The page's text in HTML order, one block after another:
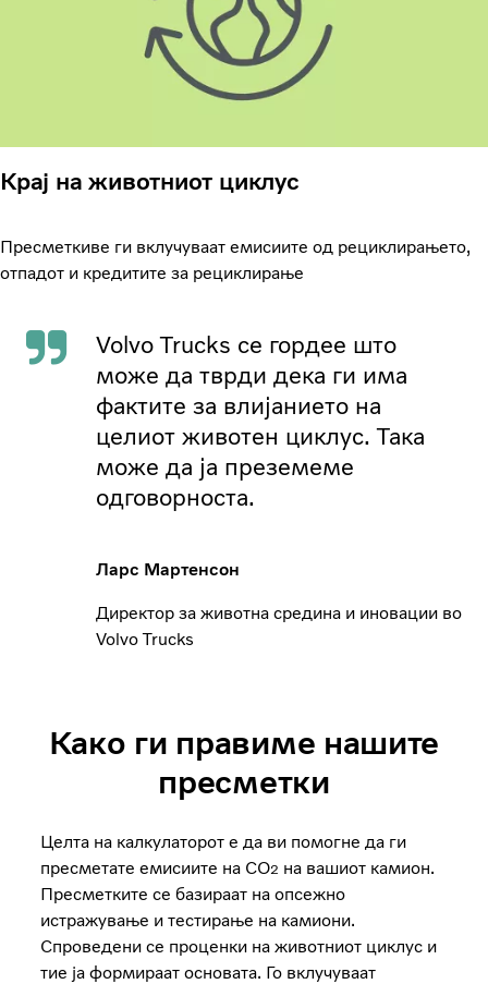
Крај на животниот циклус
Пресметкиве ги вклучуваат емисиите од рециклирањето,
отпадот и кредитите за рециклирање
Volvo Trucks се гордее што
може да тврди дека ги има
фактите за влијанието на
целиот животен циклус. Така
може да ја преземеме
одговорноста.
Ларс Мартенсон
Директор за животна средина и иновации во
Volvo Trucks
Како ги правиме нашите
пресметки
Целта на калкулаторот е да ви помогне да ги
пресметате емисиите на CO2 на вашиот камион.
Пресметките се базираат на опсежно
истражување и тестирање на камиони.
Спроведени се проценки на животниот циклус и
тие ја формираат основата. Го вклучуваат